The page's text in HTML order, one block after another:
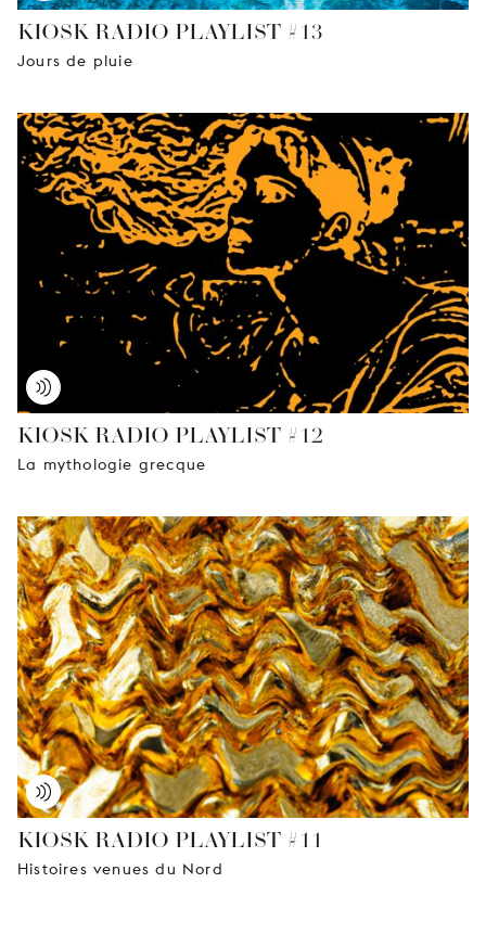
KIOSK RADIO PLAYLIST #13
Jours de pluie
KIOSK RADIO PLAYLIST #12
La mythologie grecque
KIOSK RADIO PLAYLIST #11
Histoires venues du Nord